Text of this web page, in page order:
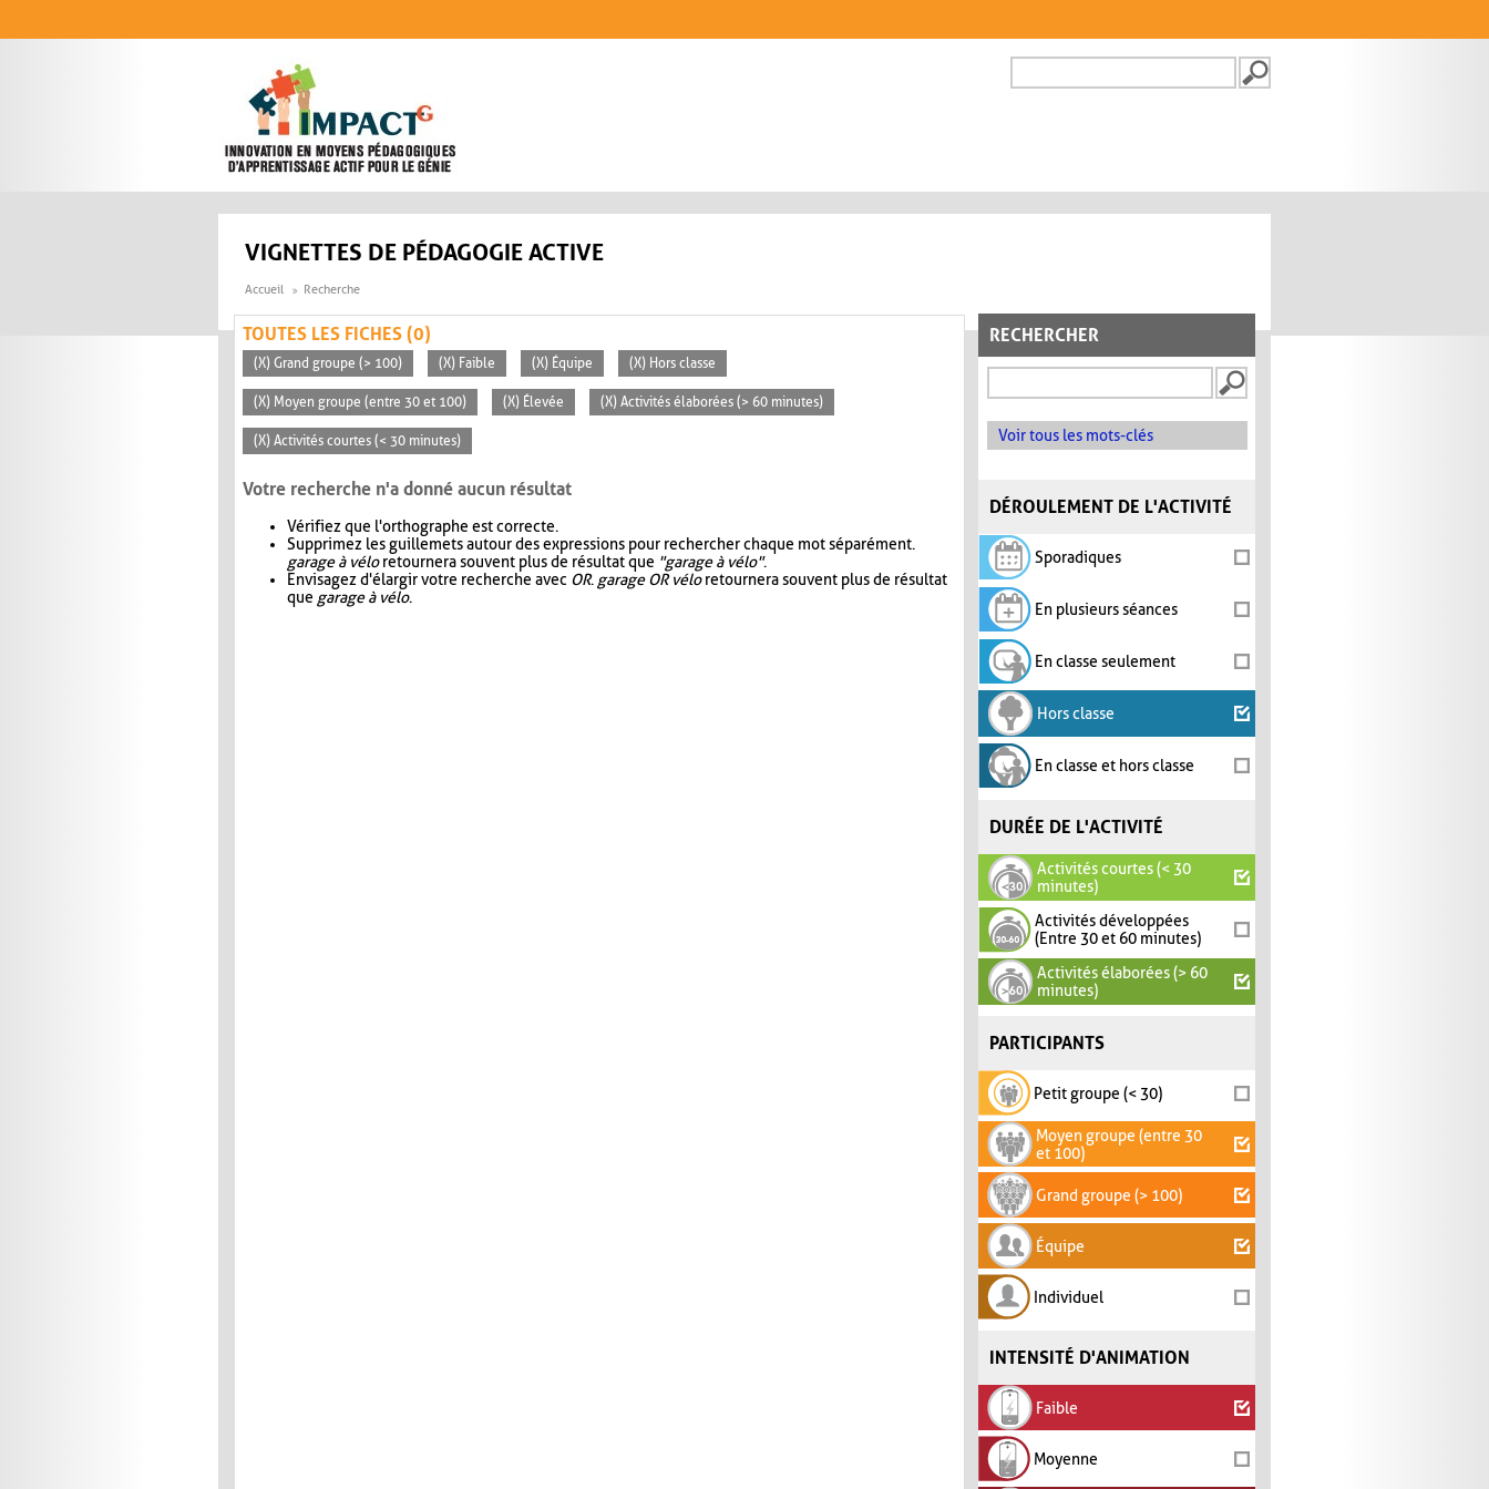
FORMULAIRE DE
VIGNETTES DE PÉDAGOGIE ACTIVE
Accueil Recherche
RECHERCHER
Voir tous les mots-clés
DÉROULEMENT DE L'ACTIVITÉ
Sporadiques
En plusieurs séances
En classe seulement
Hors classe
En classe et hors classe
DURÉE DE L'ACTIVITÉ
Activités courtes (< 30
minutes)
Activités développées
(Entre 30 et 60 minutes)
Activités élaborées (> 60
minutes)
PARTICIPANTS
Petit groupe (< 30)
Moyen groupe (entre 30
et 100)
Grand groupe (> 100)
Équipe
Individuel
INTENSITÉ D'ANIMATION
Faible
Moyenne
TOUTES LES FICHES (0)
(X) Grand groupe (> 100) (X) Faible (X) Équipe (X) Hors classe
(X) Moyen groupe (entre 30 et 100) (X) Élevée (X) Activités élaborées (> 60 minutes)
(X) Activités courtes (< 30 minutes)
Votre recherche n'a donné aucun résultat
Vérifiez que l'orthographe est correcte.
Supprimez les guillemets autour des expressions pour rechercher chaque mot séparément.
garage à véloretournera souvent plus de résultat que "garage à vélo".
Envisagez d'élargir votre recherche avec OR. garage OR véloretournera souvent plus de résultat
que garage à vélo.